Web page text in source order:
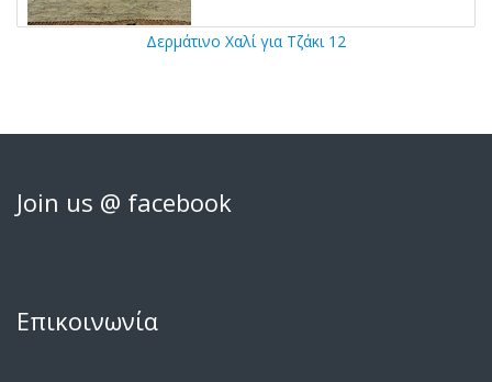
Δερμάτινο Χαλί για Τζάκι 12
Join us @ facebook
Επικοινωνία